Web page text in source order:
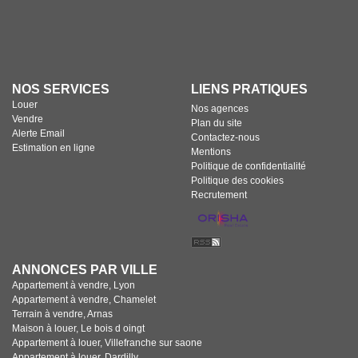
NOS SERVICES
Louer
Vendre
Alerte Email
Estimation en ligne
LIENS PRATIQUES
Nos agences
Plan du site
Contactez-nous
Mentions
Politique de confidentialité
Politique des cookies
Recrutement
ANNONCES PAR VILLE
Appartement à vendre, Lyon
Appartement à vendre, Chamelet
Terrain à vendre, Arnas
Maison à louer, Le bois d oingt
Appartement à louer, Villefranche sur saone